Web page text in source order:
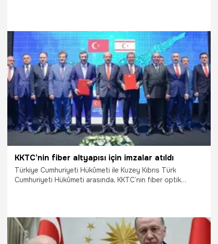
2.08.2025 Ekonomi
KKTC’nin fiber altyapısı için imzalar atıldı
Türkiye Cumhuriyeti Hükûmeti ile Kuzey Kıbrıs Türk
Cumhuriyeti Hükûmeti arasında, KKTC’nin fiber optik
Gerçekleştirilen protokol ile KKTC’nin fiberleşme sürecini
Türk Telekom gerçekleştirilecek.